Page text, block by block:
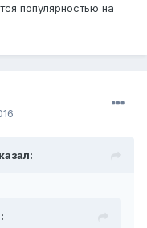
популярностью на